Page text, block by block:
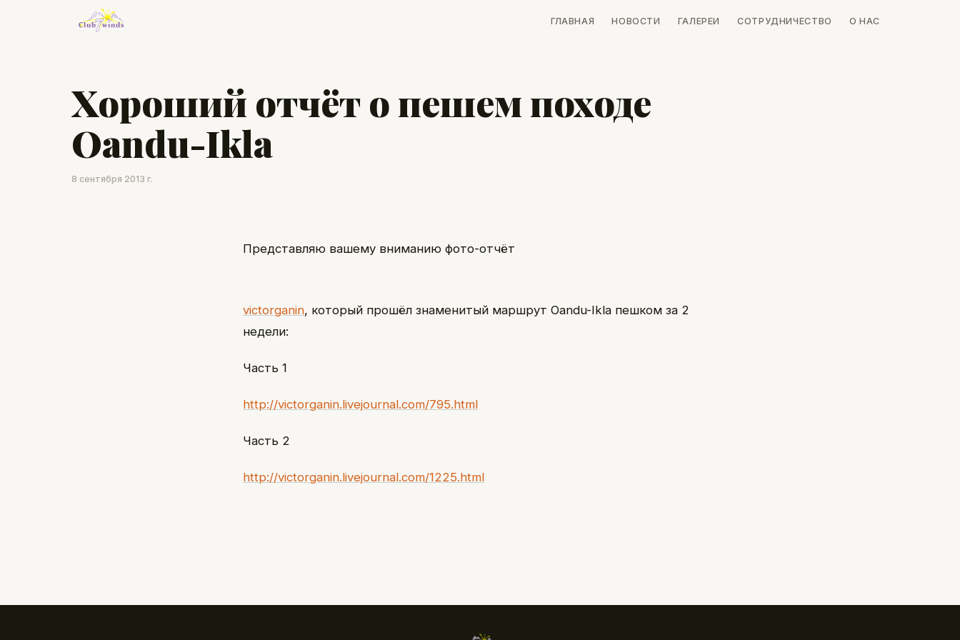
ГЛАВНАЯ НОВОСТИ ГАЛЕРЕИ СОТРУДНИЧЕСТВО О НАС
Хороший отчёт о пешем походе
Oandu-Ikla
8 сентября 2013 г.
Представляю вашему вниманию фото-отчёт
victorganin, который прошёл знаменитый маршрут Oandu-Ikla пешком за 2
недели:
Часть 1
http://victorganin.livejournal.com/795.html
Часть 2
http://victorganin.livejournal.com/1225.html